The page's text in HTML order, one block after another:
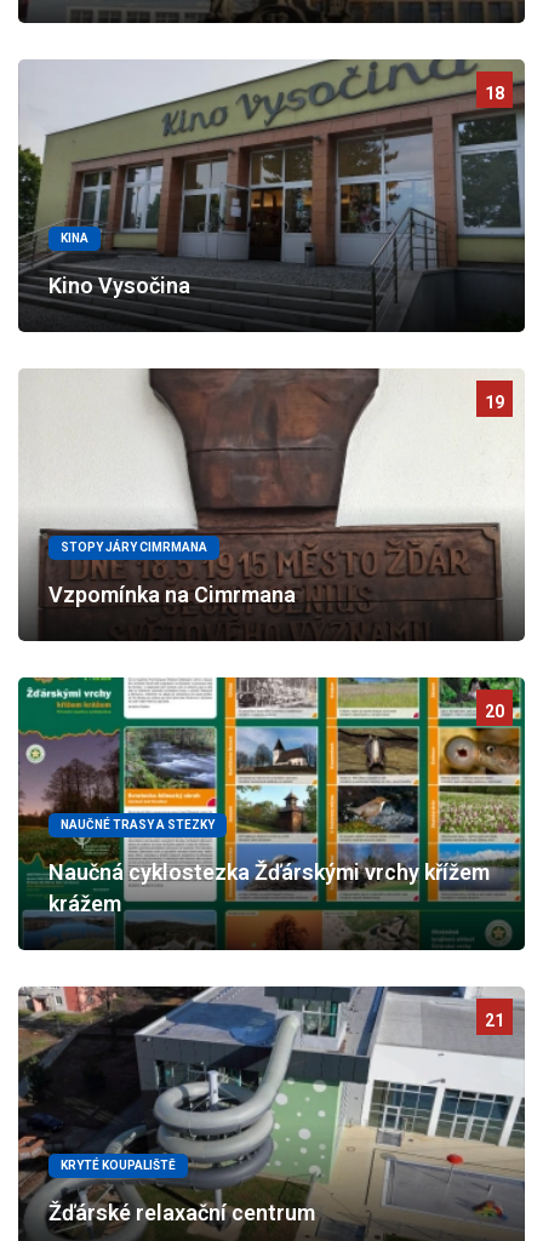
18
KINA
Kino Vysočina
19
STOPY JÁRY CIMRMANA
Vzpomínka na Cimrmana
20
NAUČNÉ TRASY A STEZKY
Naučná cyklostezka Žďárskými vrchy křížem
krážem
21
KRYTÉ KOUPALIŠTĚ
Žďárské relaxační centrum